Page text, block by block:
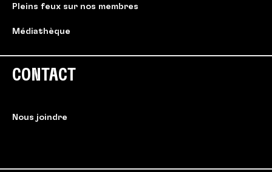
Pleins feux sur nos membres
Médiathèque
CONTACT
Nous joindre